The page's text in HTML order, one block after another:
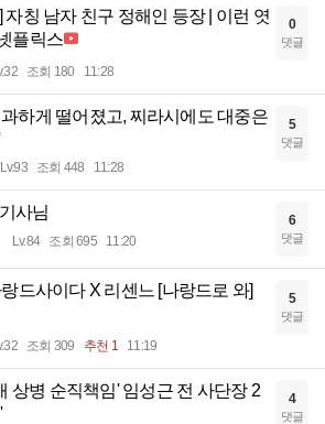
자칭 남자 친구 정해인 등장 | 이런 엿
플릭스
조회 180 11:28
0
댓글
하게 떨어졌고, 찌라시에도 대중은
Lv.93 조회 448 11:28
5
댓글
사님
Lv.84 조회 695 11:20
6
댓글
드사이다 X 리센느 [나랑드로 와]
조회 309 추천 1 11:19
5
댓글
상병 순직책임' 임성근 전 사단장 2
4
댓글